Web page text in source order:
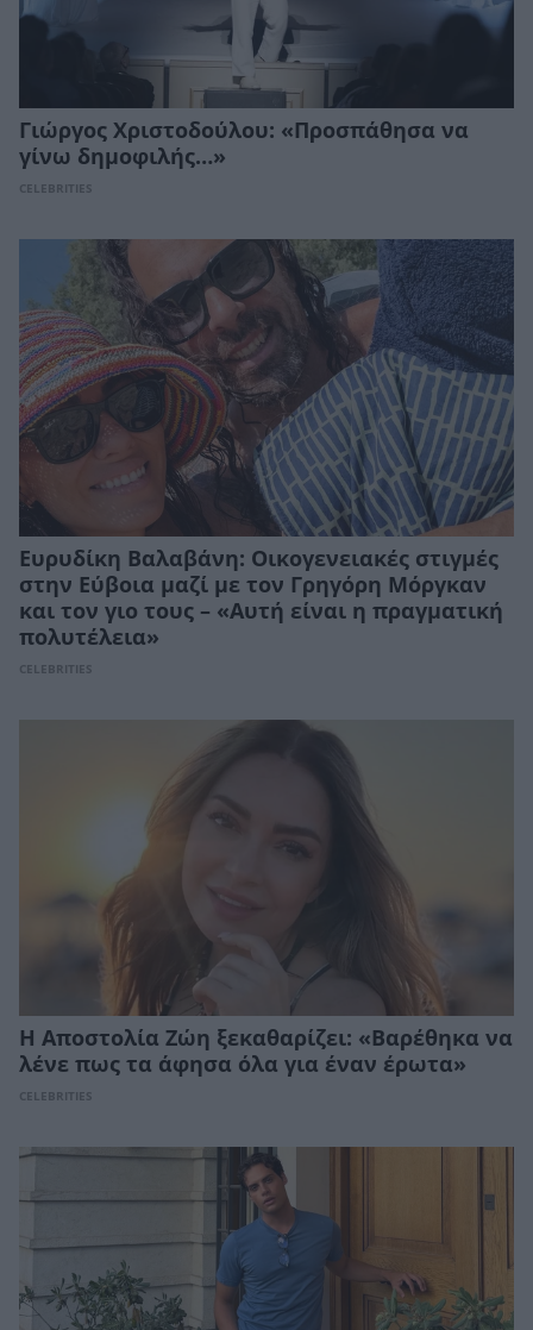
Γιώργος Χριστοδούλου: «Προσπάθησα να
γίνω δημοφιλής…»
CELEBRITIES
Ευρυδίκη Βαλαβάνη: Οικογενειακές στιγμές
στην Εύβοια μαζί με τον Γρηγόρη Μόργκαν
και τον γιο τους – «Αυτή είναι η πραγματική
πολυτέλεια»
CELEBRITIES
Η Αποστολία Ζώη ξεκαθαρίζει: «Βαρέθηκα να
λένε πως τα άφησα όλα για έναν έρωτα»
CELEBRITIES